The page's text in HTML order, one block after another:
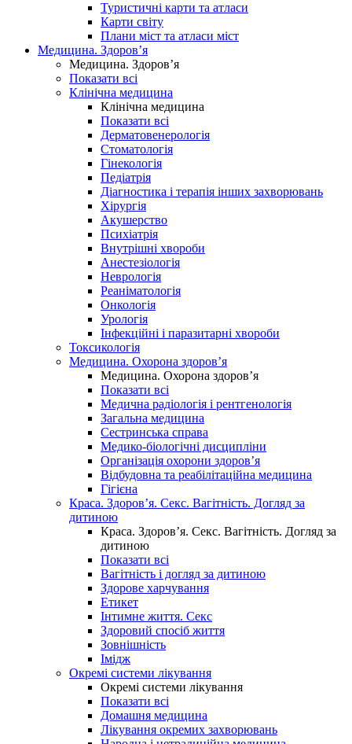
Туристичні карти та атласи
Карти світу
Плани міст та атласи міст
Медицина. Здоров’я
Медицина. Здоров’я
Показати всі
Клінічна медицина
Клінічна медицина
Показати всі
Дерматовенерологія
Стоматологія
Гінекологія
Педіатрія
Діагностика і терапія інших захворювань
Хірургія
Акушерство
Психіатрія
Внутрішні хвороби
Анестезіологія
Неврологія
Реаніматологія
Онкологія
Урологія
Інфекційні і паразитарні хвороби
Токсикологія
Медицина. Охорона здоров’я
Медицина. Охорона здоров’я
Показати всі
Медична радіологія і рентгенологія
Загальна медицина
Сестринська справа
Медико-біологічні дисципліни
Організація охорони здоров’я
Відбудовна та реабілітаційна медицина
Гігієна
Краса. Здоров’я. Секс. Вагітність. Догляд за
дитиною
Краса. Здоров’я. Секс. Вагітність. Догляд за
дитиною
Показати всі
Вагітність і догляд за дитиною
Здорове харчування
Етикет
Інтимне життя. Секс
Здоровий спосіб життя
Зовнішність
Імідж
Окремі системи лікування
Окремі системи лікування
Показати всі
Домашня медицина
Лікування окремих захворювань